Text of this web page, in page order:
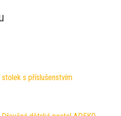
s příslušenstvím